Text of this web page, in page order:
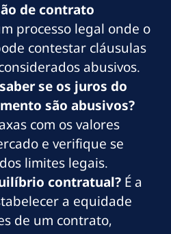
de contrato
processo legal onde o
contestar cláusulas
abusivos.
se os juros do
são abusivos?
com os valores
e verifique se
limites legais.
contratual? É a
a equidade
de um contrato,